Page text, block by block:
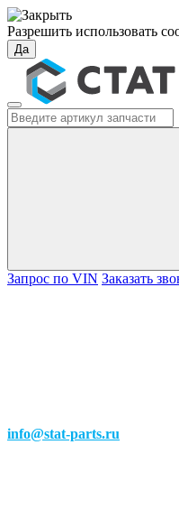
Разрешить использовать
Да
Запрос по VIN Заказать
info@stat-parts.ru